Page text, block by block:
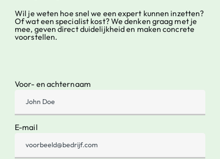
Wil je weten hoe snel we een expert kunnen inzetten?
Of wat een specialist kost? We denken graag met je
mee, geven direct duidelijkheid en maken concrete
voorstellen.
Voor- en achternaam
E-mail